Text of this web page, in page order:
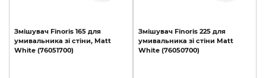
Змішувач Finoris 165 для
умивальника зі стіни, Matt
White (76051700)
Змішувач Finoris 225 для
умивальника зі стіни Matt
White (76050700)